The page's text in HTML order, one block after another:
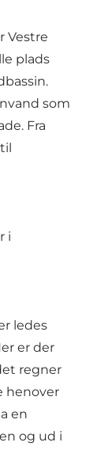
Vestre
plads
som
Fra
i
ledes
er der
regner
henover
en
og ud i